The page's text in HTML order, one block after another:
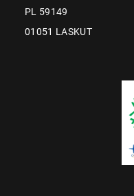
PL 59149
01051 LASKUT